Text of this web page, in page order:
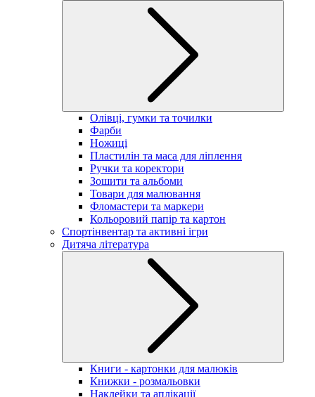
Олівці, гумки та точилки
Фарби
Ножиці
Пластилін та маса для ліплення
Ручки та коректори
Зошити та альбоми
Товари для малювання
Фломастери та маркери
Кольоровий папір та картон
Спортінвентар та активні ігри
Дитяча література
Книги - картонки для малюків
Книжки - розмальовки
Наклейки та аплікації